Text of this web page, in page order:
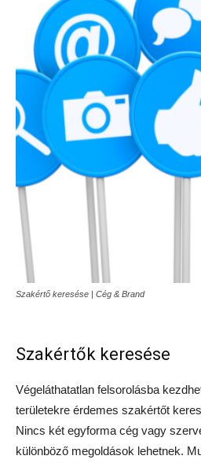
Szakértő keresése | Cég & Brand
Szakértők keresése
Végeláthatatlan felsorolásba
területekre érdemes szakértőt
Nincs két egyforma cég vagy
különböző megoldások lehetnek.